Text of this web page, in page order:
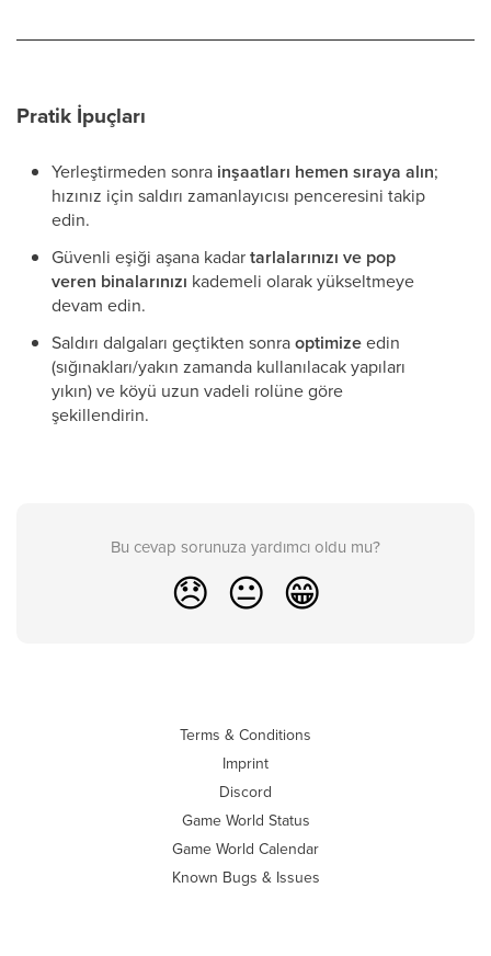
Pratik İpuçları
Yerleştirmeden sonra inşaatları hemen sıraya alın;
hızınız için saldırı zamanlayıcısı penceresini takip
edin.
Güvenli eşiği aşana kadartarlalarınızı ve pop
veren binalarınızı kademeli olarak yükseltmeye
devam edin.
Saldırı dalgaları geçtikten sonraoptimizeedin
(sığınakları/yakın zamanda kullanılacak yapıları
yıkın) ve köyü uzun vadeli rolüne göre
şekillendirin.
Bu cevap sorunuza yardımcı oldu mu?
😞 😐 😁
Terms & Conditions
Imprint
Discord
Game World Status
Game World Calendar
Known Bugs & Issues